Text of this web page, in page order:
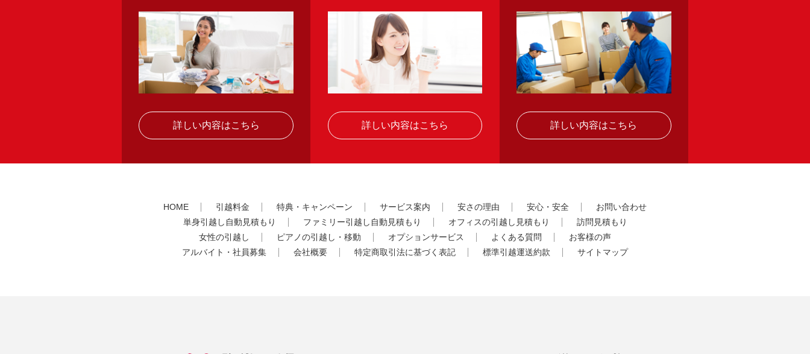
詳しい内容はこちら 詳しい内容はこちら 詳しい内容はこちら
HOME 引越料金 特典・キャンペーン サービス案内 安さの理由 安心・安全
お問い合わせ
単身引越し自動見積もり
ファミリー引越し自動見積もり オフィスの引越し見積もり
訪問見積もり
女性の引越し
ピアノの引越し・移動 オプションサービス よくある質問
お客様の声
アルバイト・社員募集
会社概要 特定商取引法に基づく表記 標準引越運送約款 サイトマップ